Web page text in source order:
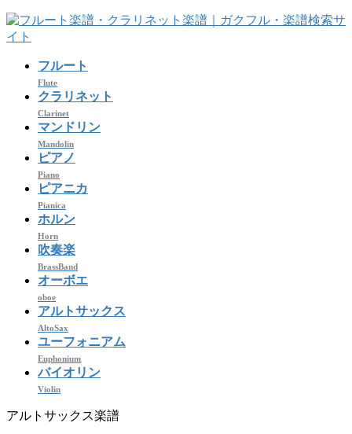
コ
ン
ナ
ビ
フルート
Flute
クラリネット
Clarinet
マンドリン
Mandolin
ピアノ
Piano
ピアニカ
Pianica
ホルン
Horn
吹奏楽
BrassBand
オーボエ
oboe
アルトサックス
AltoSax
ユーフォニアム
Euphonium
バイオリン
Violin
アルトサックス楽譜